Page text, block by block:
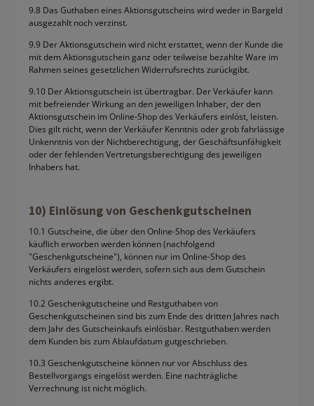
9.8 Das Guthaben eines Aktionsgutscheins wird weder in Bargeld
ausgezahlt noch verzinst.
9.9 Der Aktionsgutschein wird nicht erstattet, wenn der Kunde die
mit dem Aktionsgutschein ganz oder teilweise bezahlte Ware im
Rahmen seines gesetzlichen Widerrufsrechts zurückgibt.
9.10 Der Aktionsgutschein ist übertragbar. Der Verkäufer kann
mit befreiender Wirkung an den jeweiligen Inhaber, der den
Aktionsgutschein im Online-Shop des Verkäufers einlöst, leisten.
Dies gilt nicht, wenn der Verkäufer Kenntnis oder grob fahrlässige
Unkenntnis von der Nichtberechtigung, der Geschäftsunfähigkeit
oder der fehlenden Vertretungsberechtigung des jeweiligen
Inhabers hat.
10) Einlösung von Geschenkgutscheinen
10.1 Gutscheine, die über den Online-Shop des Verkäufers
käuflich erworben werden können (nachfolgend
"Geschenkgutscheine"), können nur im Online-Shop des
Verkäufers eingelöst werden, sofern sich aus dem Gutschein
nichts anderes ergibt.
10.2 Geschenkgutscheine und Restguthaben von
Geschenkgutscheinen sind bis zum Ende des dritten Jahres nach
dem Jahr des Gutscheinkaufs einlösbar. Restguthaben werden
dem Kunden bis zum Ablaufdatum gutgeschrieben.
10.3 Geschenkgutscheine können nur vor Abschluss des
Bestellvorgangs eingelöst werden. Eine nachträgliche
Verrechnung ist nicht möglich.